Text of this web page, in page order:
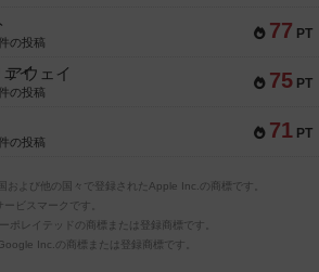
77 PT
の投稿
75 PT
アウェイ
の投稿
71 PT
の投稿
よび他の国々で登録されたApple Inc.の商標です。
ビスマークです。
ポレイテッドの商標または登録商標です。
Inc.の商標または登録商標です。